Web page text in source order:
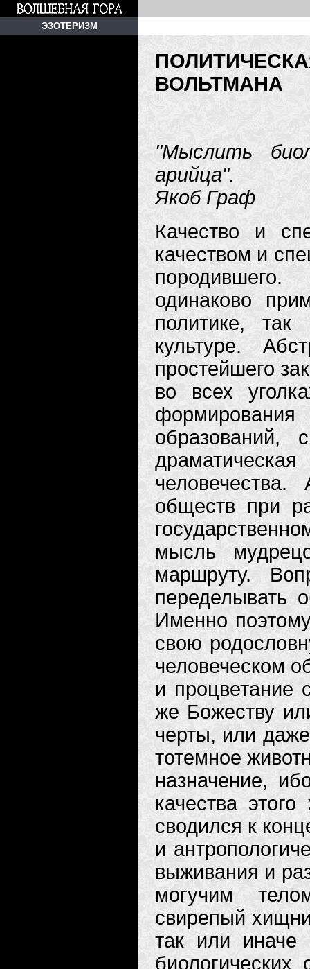
ЭЗОТЕРИЗМ
ВОЛЬТМАНА
"Мыслить
арийца".
Якоб Граф
Качество и
качеством и
одинаково
политике,
культуре.
простейшего
во всех
обществ при
мысль
маршруту.
переделывать
Именно
свою
человеческом
и процветание
же Божеству
черты, или
тотемное
назначение,
качества
сводился к
и
выживания и
могучим
свирепый
так или иначе